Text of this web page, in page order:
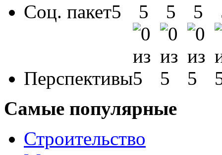
Соц. пакет
Перспективы
Самые популярные
Строительство